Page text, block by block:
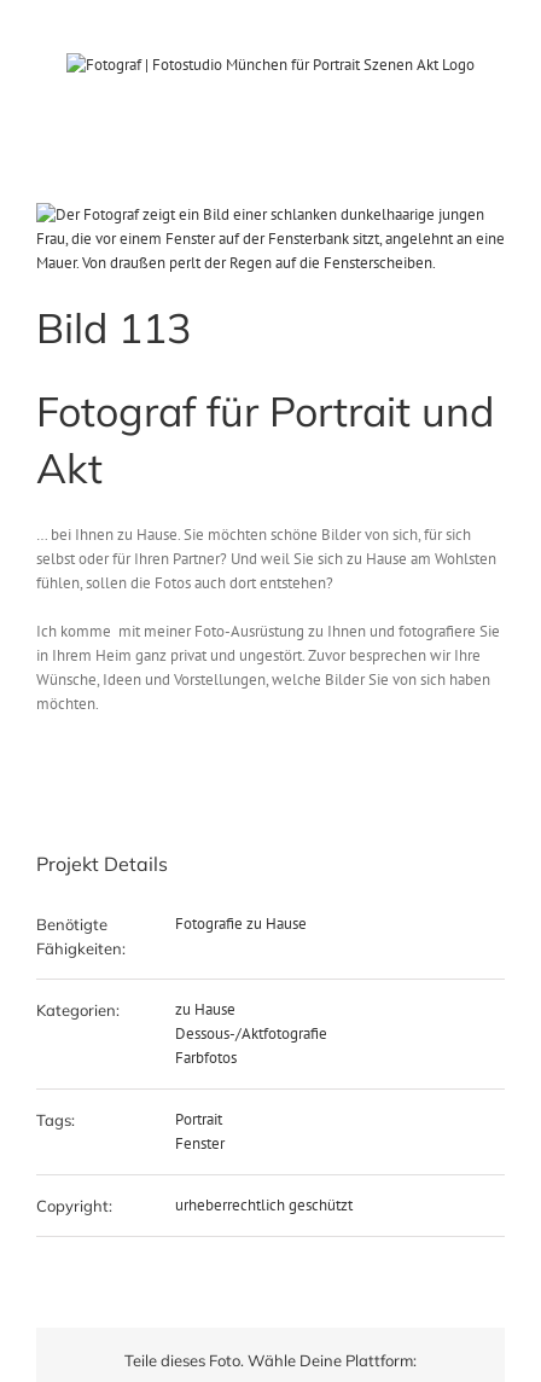
View
Larger
Image
Bild 113
Fotograf für Portrait und
Akt
… bei Ihnen zu Hause. Sie möchten schöne Bilder von sich, für sich
selbst oder für Ihren Partner? Und weil Sie sich zu Hause am Wohlsten
fühlen, sollen die Fotos auch dort entstehen?
Ich komme mit meiner Foto-Ausrüstung zu Ihnen und fotografiere Sie
in Ihrem Heim ganz privat und ungestört. Zuvor besprechen wir Ihre
Wünsche, Ideen und Vorstellungen, welche Bilder Sie von sich haben
möchten.
Projekt Details
Benötigte
Fähigkeiten:
Fotografie zu Hause
Kategorien:
zu Hause
Dessous-/Aktfotografie
Farbfotos
Tags:
Portrait
Fenster
Copyright: urheberrechtlich geschützt
Teile dieses Foto. Wähle Deine Plattform: